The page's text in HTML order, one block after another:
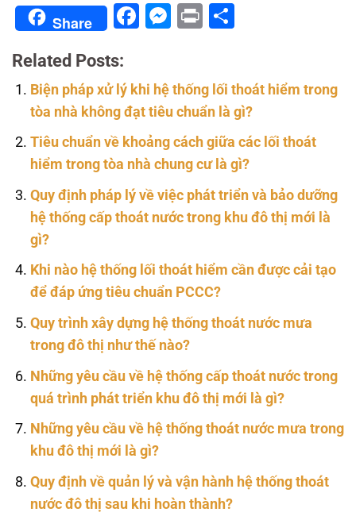
Share Facebook
Messenger
Print
Related Posts:
Biện pháp xử lý khi hệ thống lối thoát hiểm trong
tòa nhà không đạt tiêu chuẩn là gì?
Tiêu chuẩn về khoảng cách giữa các lối thoát
hiểm trong tòa nhà chung cư là gì?
Quy định pháp lý về việc phát triển và bảo dưỡng
hệ thống cấp thoát nước trong khu đô thị mới là
gì?
Khi nào hệ thống lối thoát hiểm cần được cải tạo
để đáp ứng tiêu chuẩn PCCC?
Quy trình xây dựng hệ thống thoát nước mưa
trong đô thị như thế nào?
Những yêu cầu về hệ thống cấp thoát nước trong
quá trình phát triển khu đô thị mới là gì?
Những yêu cầu về hệ thống thoát nước mưa trong
khu đô thị mới là gì?
Quy định về quản lý và vận hành hệ thống thoát
nước đô thị sau khi hoàn thành?